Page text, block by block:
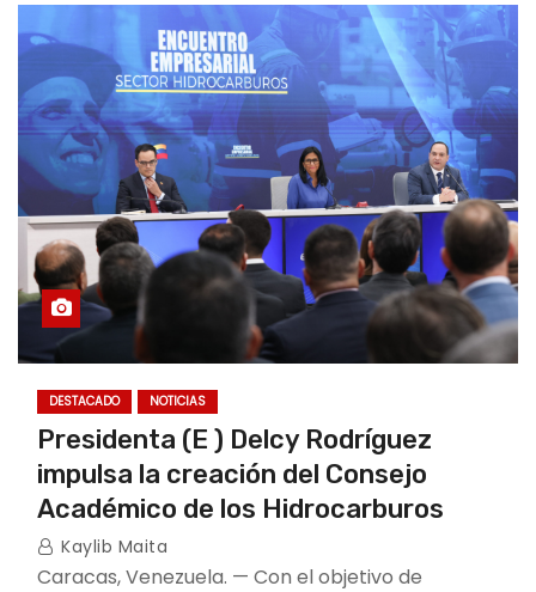
DESTACADO NOTICIAS
Presidenta (E ) Delcy Rodríguez
impulsa la creación del Consejo
Académico de los Hidrocarburos
Kaylib Maita
Caracas, Venezuela. — Con el objetivo de